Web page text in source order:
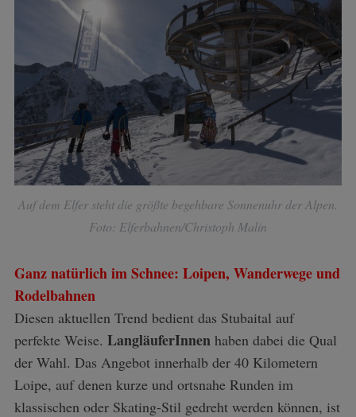
Auf dem Elfer steht die größte begehbare Sonnenuhr der Alpen.
Foto: Elferbahnen/Christoph Malin
Ganz natürlich im Schnee: Loipen, Wanderwege und
Rodelbahnen
Diesen aktuellen Trend bedient das Stubaital auf
perfekte Weise. LangläuferInnen haben dabei die Qual
der Wahl. Das Angebot innerhalb der 40 Kilometern
Loipe, auf denen kurze und ortsnahe Runden im
klassischen oder Skating-Stil gedreht werden können, ist